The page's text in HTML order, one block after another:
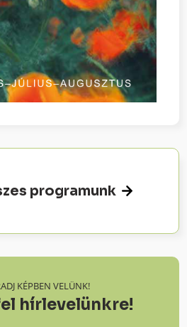
programunk
KÉPBEN VELÜNK!
hírlevelünkre!